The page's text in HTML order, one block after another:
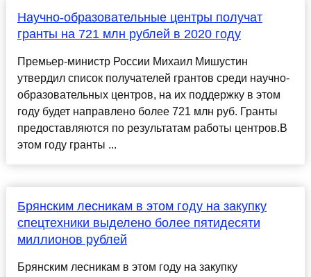
Научно-образовательные центры получат
гранты на 721 млн рублей в 2020 году
Премьер-министр России Михаил Мишустин
утвердил список получателей грантов среди научно-
образовательных центров, на их поддержку в этом
году будет направлено более 721 млн руб. Гранты
предоставляются по результатам работы центров.В
этом году гранты ...
Брянским лесникам в этом году на закупку
спецтехники выделено более пятидесяти
миллионов рублей
Брянским лесникам в этом году на закупку